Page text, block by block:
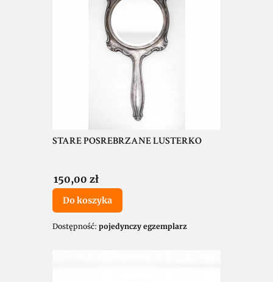
STARE POSREBRZANE LUSTERKO
Cena
150,00 zł
Do koszyka
Dostępność: pojedynczy egzemplarz